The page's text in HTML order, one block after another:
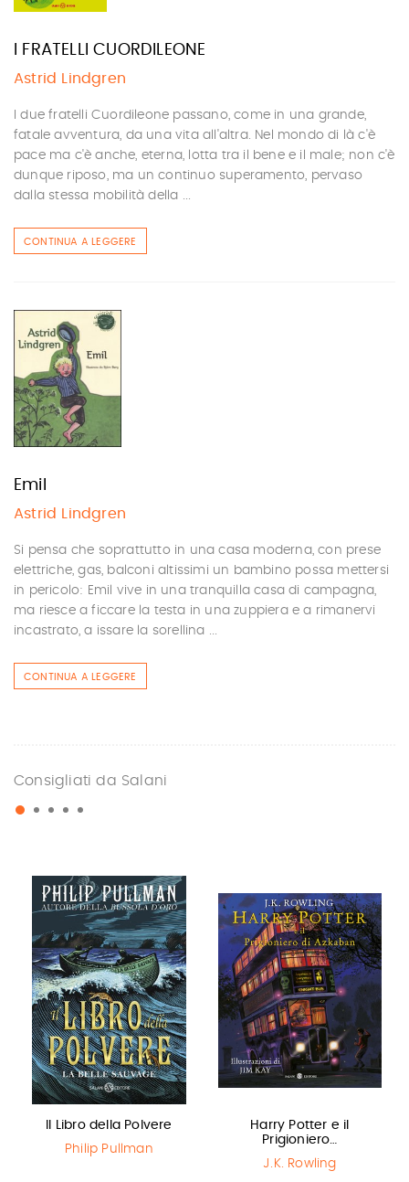
I FRATELLI CUORDILEONE
Astrid Lindgren
I due fratelli Cuordileone passano, come in una grande,
fatale avventura, da una vita all'altra. Nel mondo di là c'è
pace ma c'è anche, eterna, lotta tra il bene e il male; non c'è
dunque riposo, ma un continuo superamento, pervaso
dalla stessa mobilità della ...
CONTINUA A LEGGERE
Emil
Astrid Lindgren
Si pensa che soprattutto in una casa moderna, con prese
elettriche, gas, balconi altissimi un bambino possa mettersi
in pericolo: Emil vive in una tranquilla casa di campagna,
ma riesce a ficcare la testa in una zuppiera e a rimanervi
incastrato, a issare la sorellina ...
CONTINUA A LEGGERE
Consigliati da Salani
Il Libro della Polvere
Philip Pullman
Harry Potter e il
Prigioniero…
J.K. Rowling